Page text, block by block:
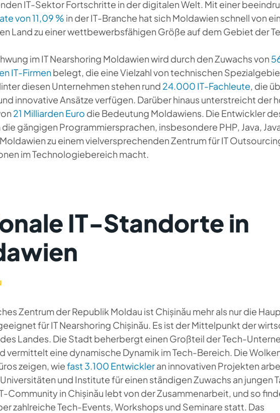
IT-Sektor Fortschritte in der digitalen Welt. Mit einer
von 11,09 % in der IT-Branche hat sich Moldawien schnell von
Land zu einer wettbewerbsfähigen Größe auf dem Gebiet der
im IT Nearshoring Moldawien wird durch den Zuwachs von
IT-Firmenbelegt, die eine Vielzahl von technischen
diesen Unternehmen stehen rund 24.000 IT-Fachleute, die
innovative Ansätze verfügen. Darüber hinaus unterstreicht der
21 Milliarden Euro die Bedeutung Moldawiens. Die Entwickler
gängigen Programmiersprachen, insbesondere PHP, Java,
zu einem vielversprechenden Zentrum für IT
im Technologiebereich macht.
IT-Standorte in
Zentrum der Republik Moldau ist Chișinău mehr als nur die
für IT Nearshoring Chișinău. Es ist der Mittelpunkt der
Landes. Die Stadt beherbergt einen Großteil der Tech-
vermittelt eine dynamische Dynamik im Tech-Bereich. Die
zeigen, wiefast 3.100 Entwickleran innovativen Projekten
und Institute für einen ständigen Zuwachs an jungen
Community in Chișinău lebt von der Zusammenarbeit, und so
zahlreiche Tech-Events, Workshops und Seminare statt. Das